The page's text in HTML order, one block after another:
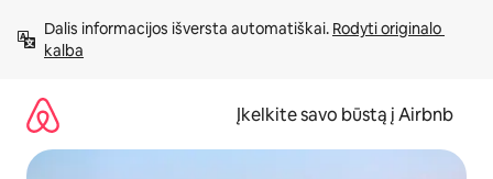
prie
turinio
Dalis informacijos išversta automatiškai. Rodyti originalo
kalba
Įkelkite savo būstą į Airbnb